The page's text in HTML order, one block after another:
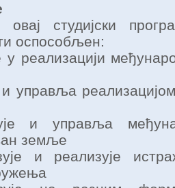
студијски
оспособљен:
у реализацији
управља
и управља
земље
и реализује